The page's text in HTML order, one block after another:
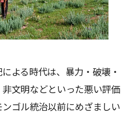
よる時代は、暴力・破壊・
文明などといった悪い評価
ゴル統治以前にめざましい